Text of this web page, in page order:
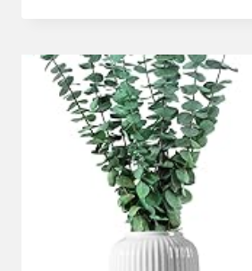
EUKALYPTUSÄSTE,
44
CM
GRÜN
FÜR
HOCHZEITSDEKO
&
DUFT